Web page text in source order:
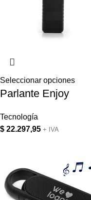
Seleccionar opciones
Parlante Enjoy
Tecnología
$ 22.297,95 + IVA